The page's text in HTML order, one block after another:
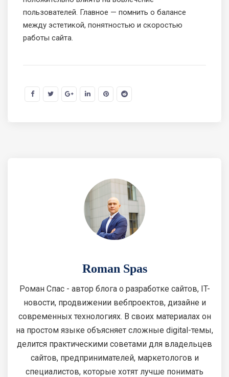
пользователей. Главное — помнить о балансе
между эстетикой, понятностью и скоростью
работы сайта.
Roman Spas
Роман Спас - автор блога о разработке сайтов, IT-
новости, продвижении вебпроектов, дизайне и
современных технологиях. В своих материалах он
на простом языке объясняет сложные digital-темы,
делится практическими советами для владельцев
сайтов, предпринимателей, маркетологов и
специалистов, которые хотят лучше понимать